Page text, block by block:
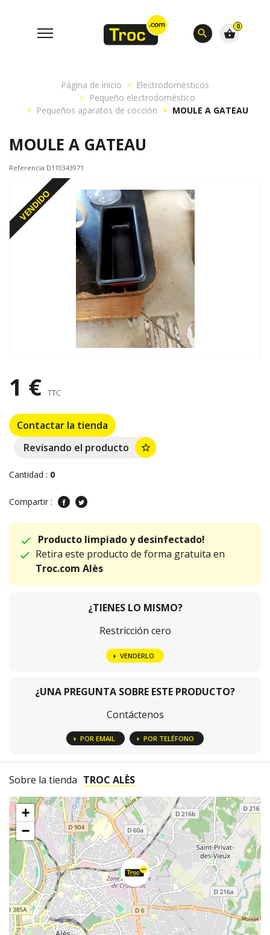
search
0
shopping_basket
Página de inicio
Electrodomésticos
Pequeño electrodoméstico
Pequeños aparatos de cocción
MOULE A GATEAU
MOULE A GATEAU
Referencia D110343971
VENDIDO
1 € TTC
Contactar la tienda
Revisando el producto
star_border
Cantidad : 0
Compartir :
Producto limpiado y desinfectado!
Retira este producto de forma gratuita en
Troc.com Alès
¿TIENES LO MISMO?
Restricción cero
VENDERLO
¿UNA PREGUNTA SOBRE ESTE PRODUCTO?
Contáctenos
POR EMAIL POR TELÉFONO
Sobre la tienda TROC ALÈS
+
−